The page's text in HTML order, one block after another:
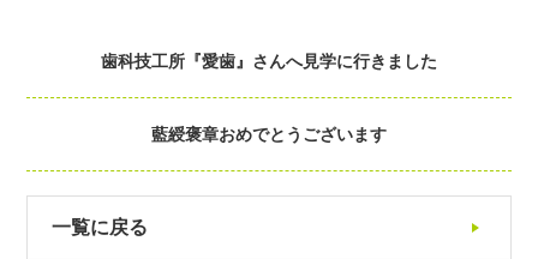
歯科技工所『愛歯』さんへ見学に行きました
藍綬褒章おめでとうございます
一覧に戻る